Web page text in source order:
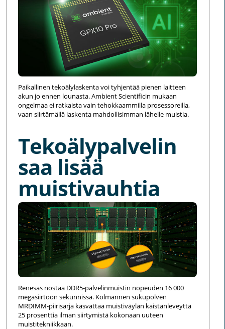
Paikallinen tekoälylaskenta voi tyhjentää pienen laitteen
akun jo ennen lounasta. Ambient Scientificin mukaan
ongelmaa ei ratkaista vain tehokkaammilla prosessoreilla,
vaan siirtämällä laskenta mahdollisimman lähelle muistia.
Tekoälypalvelin
saa lisää
muistivauhtia
Renesas nostaa DDR5-palvelinmuistin nopeuden 16 000
megasiirtoon sekunnissa. Kolmannen sukupolven
MRDIMM-piirisarja kasvattaa muistiväylän kaistanleveyttä
25 prosenttia ilman siirtymistä kokonaan uuteen
muistitekniikkaan.